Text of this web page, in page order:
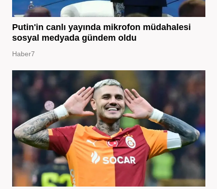
Putin'in canlı yayında mikrofon müdahalesi
sosyal medyada gündem oldu
Haber7